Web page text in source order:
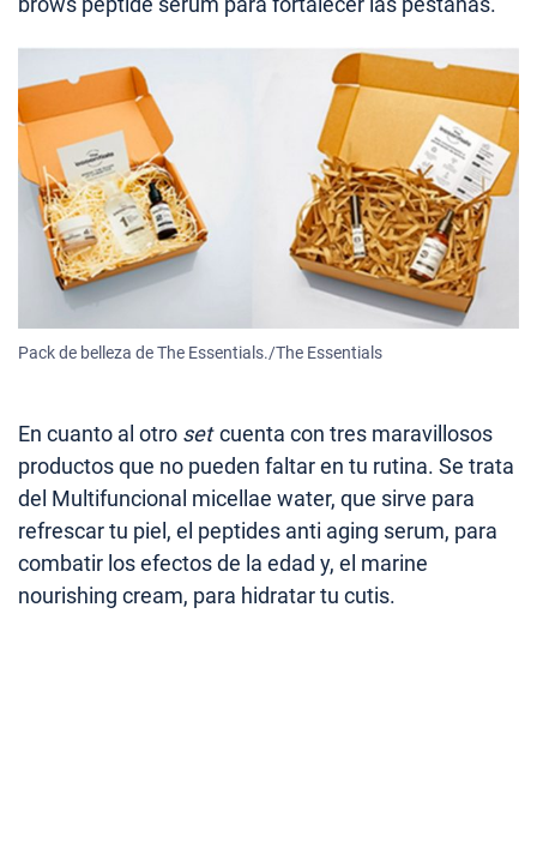
Pack de belleza de The Essentials./The Essentials
En cuanto al otro setcuenta con tres maravillosos
productos que no pueden faltar en tu rutina. Se trata
del Multifuncional micellae water, que sirve para
refrescar tu piel, el peptides anti aging serum, para
combatir los efectos de la edad y, el marine
nourishing cream, para hidratar tu cutis.